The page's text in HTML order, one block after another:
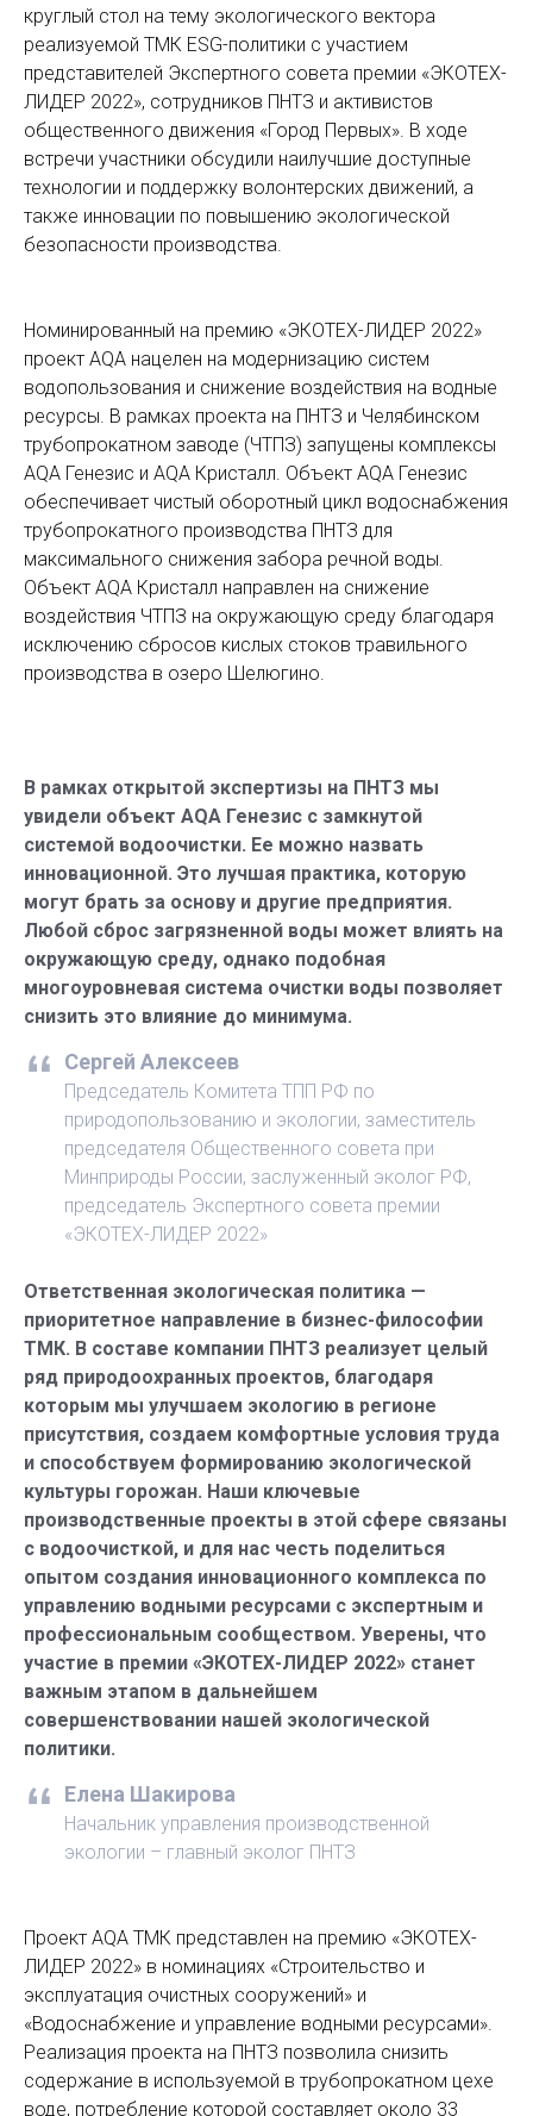
круглый стол на тему экологического вектора
реализуемой ТМК ESG-политики с участием
представителей Экспертного совета премии «ЭКОТЕХ-
ЛИДЕР 2022», сотрудников ПНТЗ и активистов
общественного движения «Город Первых». В ходе
встречи участники обсудили наилучшие доступные
технологии и поддержку волонтерских движений, а
также инновации по повышению экологической
безопасности производства.
Номинированный на премию «ЭКОТЕХ-ЛИДЕР 2022»
проект AQA нацелен на модернизацию систем
водопользования и снижение воздействия на водные
ресурсы. В рамках проекта на ПНТЗ и Челябинском
трубопрокатном заводе (ЧТПЗ) запущены комплексы
AQA Генезис и AQA Кристалл. Объект AQA Генезис
обеспечивает чистый оборотный цикл водоснабжения
трубопрокатного производства ПНТЗ для
максимального снижения забора речной воды.
Объект AQA Кристалл направлен на снижение
воздействия ЧТПЗ на окружающую среду благодаря
исключению сбросов кислых стоков травильного
производства в озеро Шелюгино.
В рамках открытой экспертизы на ПНТЗ мы
увидели объект AQA Генезис с замкнутой
системой водоочистки. Ее можно назвать
инновационной. Это лучшая практика, которую
могут брать за основу и другие предприятия.
Любой сброс загрязненной воды может влиять на
окружающую среду, однако подобная
многоуровневая система очистки воды позволяет
снизить это влияние до минимума.
Сергей Алексеев
Председатель Комитета ТПП РФ по
природопользованию и экологии, заместитель
председателя Общественного совета при
Минприроды России, заслуженный эколог РФ,
председатель Экспертного совета премии
«ЭКОТЕХ-ЛИДЕР 2022»
Ответственная экологическая политика —
приоритетное направление в бизнес-философии
ТМК. В составе компании ПНТЗ реализует целый
ряд природоохранных проектов, благодаря
которым мы улучшаем экологию в регионе
присутствия, создаем комфортные условия труда
и способствуем формированию экологической
культуры горожан. Наши ключевые
производственные проекты в этой сфере связаны
с водоочисткой, и для нас честь поделиться
опытом создания инновационного комплекса по
управлению водными ресурсами с экспертным и
профессиональным сообществом. Уверены, что
участие в премии «ЭКОТЕХ-ЛИДЕР 2022» станет
важным этапом в дальнейшем
совершенствовании нашей экологической
политики.
Елена Шакирова
Начальник управления производственной
экологии – главный эколог ПНТЗ
Проект AQA ТМК представлен на премию «ЭКОТЕХ-
ЛИДЕР 2022» в номинациях «Строительство и
эксплуатация очистных сооружений» и
«Водоснабжение и управление водными ресурсами».
Реализация проекта на ПНТЗ позволила снизить
содержание в используемой в трубопрокатном цехе
воде, потребление которой составляет около 33